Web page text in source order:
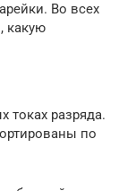
Во всех
какую
токах разряда.
по